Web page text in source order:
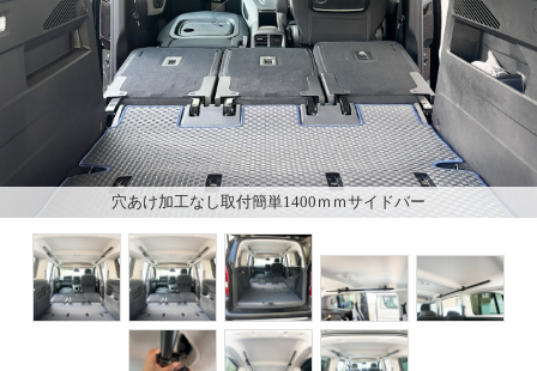
穴あけ加工なし取付簡単1400ｍｍサイドバー